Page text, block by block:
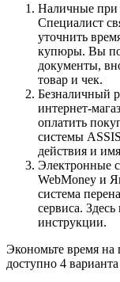
Наличные при
Специалист
уточнить
купюры. Вы
документы,
товар и чек.
Безналичный
интернет-
оплатить
системы
действия и
Электронные
WebMoney и
система
сервиса.
инструкции.
Экономьте время на
доступно 4